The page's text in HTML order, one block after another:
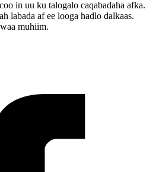
in uu ku talogalo caqabadaha afka.
labada af ee looga hadlo dalkaas.
muhiim.